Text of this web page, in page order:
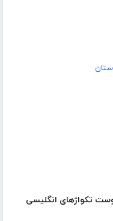
تکواژهای انگلیسی